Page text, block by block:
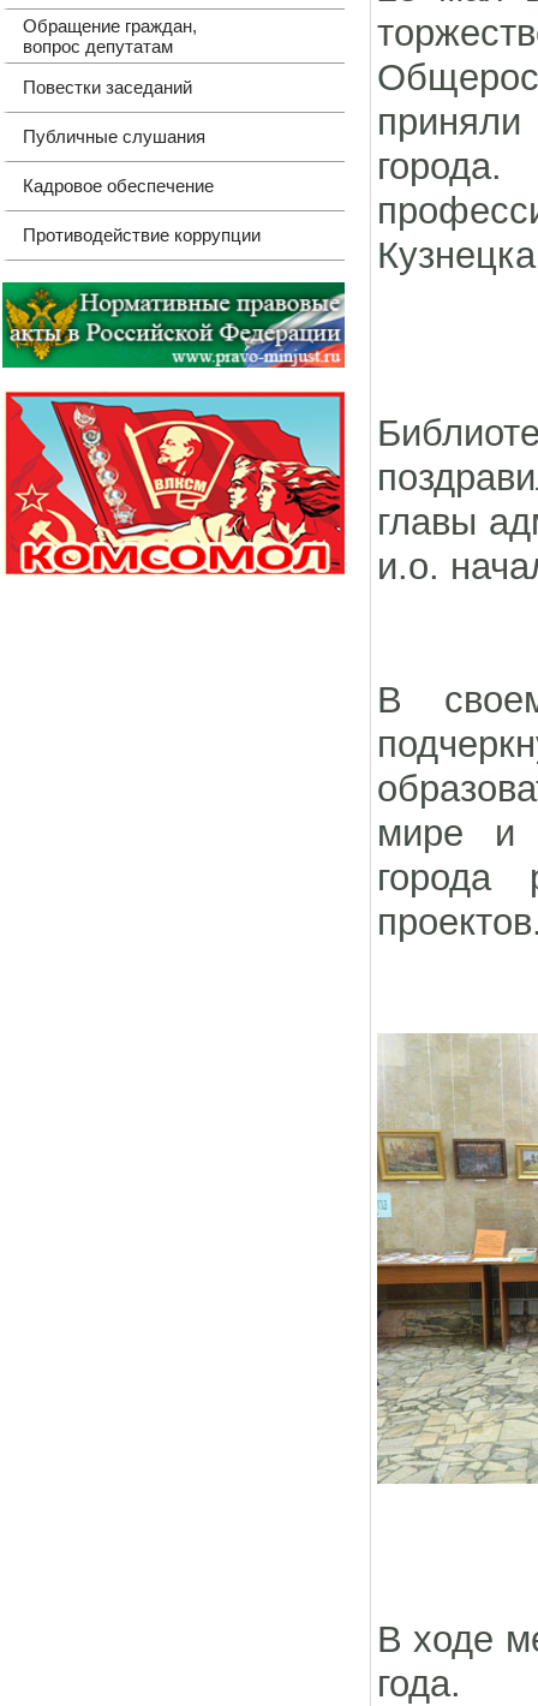
Обращение граждан,
вопрос депутатам
Повестки заседаний
Публичные слушания
Кадровое обеспечение
Противодействие коррупции
главы
и.о.
В
мире и
города
В ходе
года.